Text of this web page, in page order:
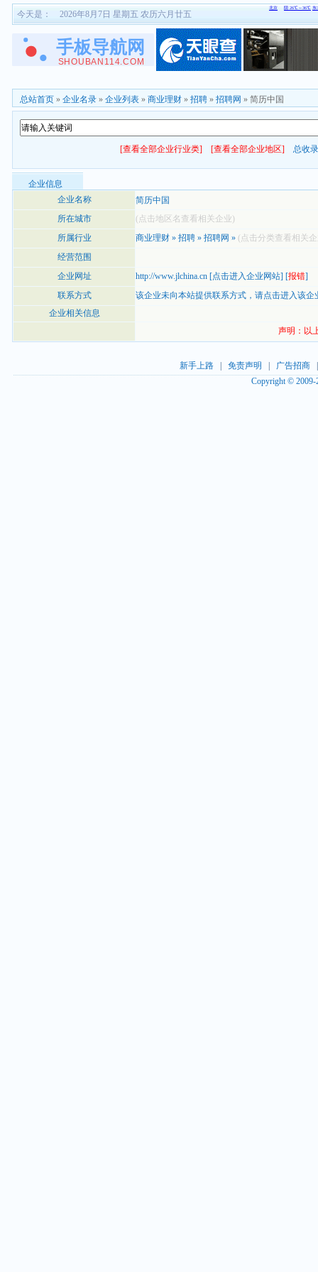
今天是： 2026年8月7日 星期五 农历六月廿五
总站首页 » 企业名录 » 企业列表 » 商业理财 » 招聘 » 招聘网 » 简历中国
[查看全部企业行业类] [查看全部企业地区] 总收
企业信息
企业名称
简历中国
所在城市
(点击地区名查看相关企业)
所属行业
商业理财 » 招聘 » 招聘网 » (点击分类查看相关
经营范围
企业网址
http://www.jlchina.cn [点击进入企业网站] [报错]
联系方式
该企业未向本站提供联系方式， 请点击进入该企
企业相关信息
声明：以
新手上路| 免责声明 广告招商
Copyright ©